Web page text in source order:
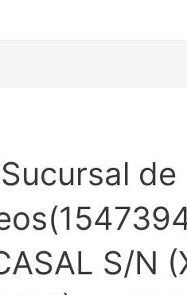
Sucursal de
S/N